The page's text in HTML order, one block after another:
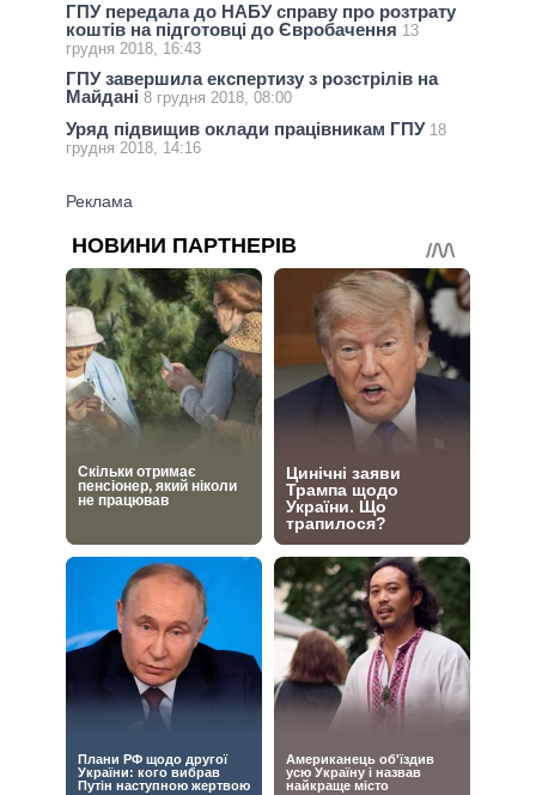
ГПУ передала до НАБУ справу про розтрату
коштів на підготовці до Євробачення 13
грудня 2018, 16:43
ГПУ завершила експертизу з розстрілів на
Майдані 8 грудня 2018, 08:00
Уряд підвищив оклади працівникам ГПУ 18
грудня 2018, 14:16